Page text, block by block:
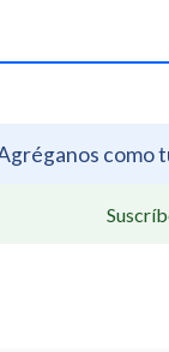
como